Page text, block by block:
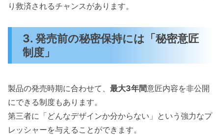
り救済されるチャンスがあります。
3. 発売前の秘密保持には「秘密意匠
制度」
製品の発売時期に合わせて、 最大3年間意匠内容を非公開
にできる制度もあります。
第三者に「どんなデザインか分からない」という強力なプ
レッシャーを与えることができます。